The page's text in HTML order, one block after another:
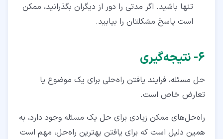
تنها باشید. اگر مدتی را دور از دیگران بگذرانید، ممکن
است پاسخ مشکلتان را بیابید.
۶‏- نتیجه‌گیری
حل مسئله، فرایند یافتن راه‌حلی برای یک موضوع یا
تعارض خاص است.
راه‌حل‌های ممکن زیادی برای حل یک مسئله وجود دارد، به
همین دلیل است که برای یافتن بهترین راه‌حل، مهم است